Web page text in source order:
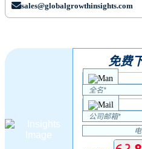
sales@globalgrowthinsights.com
免费